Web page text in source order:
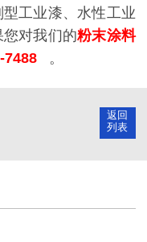
工业漆、水性工业
对我们的粉末涂料
7488 。
返回
列表